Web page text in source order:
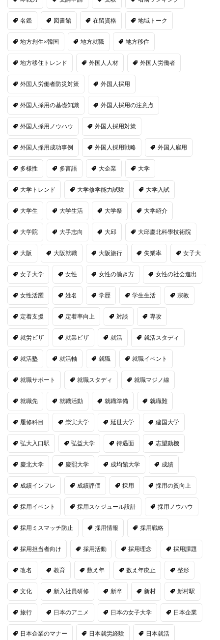
名鑑 図書館 在留資格 地域トーク
地方創生×韓国 地方就職 地方移住
地方移住トレンド 外国人人材 外国人労働者
外国人労働者防災対策 外国人採用
外国人採用の基礎知識 外国人採用の注意点
外国人採用ノウハウ 外国人採用対策
外国人採用成功事例 外国人採用戦略 外国人雇用
多様性 多言語 大企業 大学
大学トレンド 大学修学能力試験 大学入試
大学生 大学生活 大学祭 大学紹介
大学院 大手志向 大邱 大邱慶北科學技術院
大阪 大阪就職 大阪旅行 失業率 女子大
女子大学 女性 女性の働き方 女性の社会進出
女性活躍 姓名 学歴 学生生活 宗教
定着支援 定着率向上 対談 専攻
就労ビザ 就業ビザ 就活 就活スタディ
就活塾 就活軸 就職 就職イベント
就職サポート 就職スタディ 就職マジノ線
就職先 就職活動 就職準備 就職難
履修科目 崇実大学 延世大学 建国大学
弘大入口駅 弘益大学 待遇面 志望動機
慶北大学 慶熙大学 成均館大学 成績
成績インフレ 成績評価 採用 採用の質向上
採用イベント 採用スケジュール設計 採用ノウハウ
採用ミスマッチ防止 採用情報 採用戦略
採用担当者向け 採用活動 採用理念 採用課題
改名 教育 数え年 数え年廃止 整形
文化 新入社員研修 新卒 新村 新村駅
旅行 日本のアニメ 日本の女子大学 日本企業
日本企業のマナー 日本就労経験 日本就活